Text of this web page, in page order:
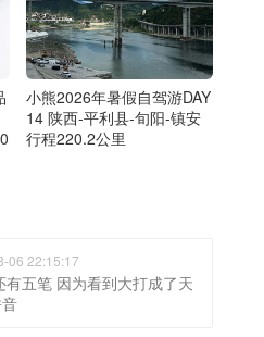
小熊2026年暑假自驾游DAY
14 陕西-平利县-旬阳-镇安
行程220.2公里
06 22:15:17
有五笔 因为看到大打成了天